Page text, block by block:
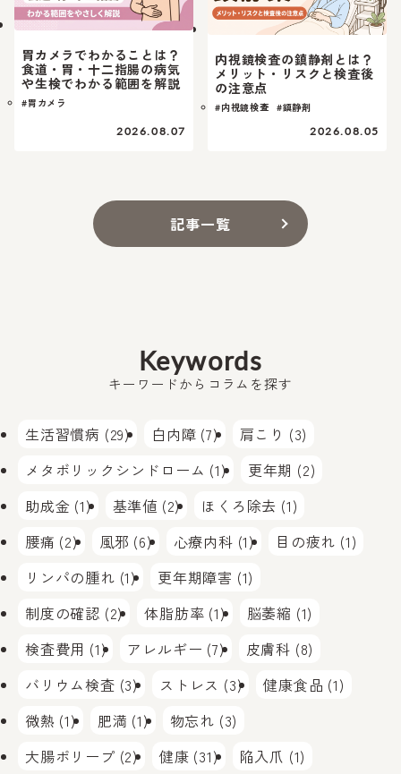
胃カメラでわかることは？
食道・胃・十二指腸の病気
や生検でわかる範囲を解説
#胃カメラ
2026.08.07
内視鏡検査の鎮静剤とは？
メリット・リスクと検査後
の注意点
#内視鏡検査 #鎮静剤
2026.08.05
記事一覧
Keywords
キーワードからコラムを探す
生活習慣病 (29) 白内障 (7)
肩こり (3)
メタボリックシンドローム (1)
更年期 (2)
助成金 (1)
基準値 (2)
ほくろ除去 (1)
腰痛 (2)
風邪 (6) 心療内科 (1)
目の疲れ (1)
リンパの腫れ (1)
更年期障害 (1)
制度の確認 (2)
体脂肪率 (1)
脳萎縮 (1)
検査費用 (1)
アレルギー (7)
皮膚科 (8)
バリウム検査 (3)
ストレス (3)
健康食品 (1)
微熱 (1)
肥満 (1)
物忘れ (3)
大腸ポリープ (2)
健康 (31) 陥入爪 (1)